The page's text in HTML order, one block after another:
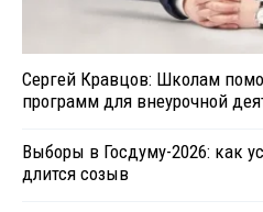
Сергей Кравцов: Школам
программ для внеурочной
Выборы в Госдуму-2026: как
длится созыв